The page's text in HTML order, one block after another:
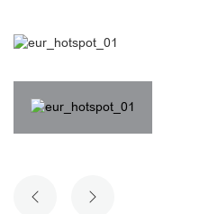
ΠΡΟΗΓΟΎΜΕΝΗ ΔΙΑΦΆΝΕΙΑ
ΕΠΌΜΕΝΗ ΔΙΑΦΆΝΕΙΑ